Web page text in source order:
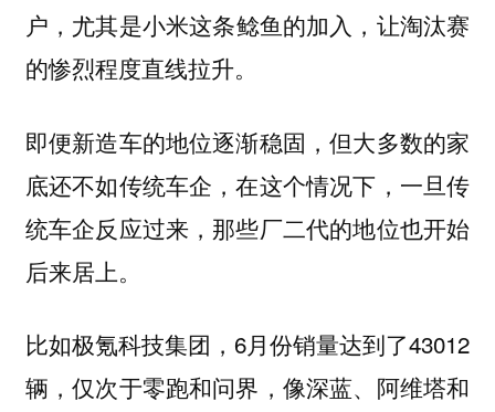
户，尤其是小米这条鲶鱼的加入，让淘汰赛
的惨烈程度直线拉升。
即便新造车的地位逐渐稳固，但大多数的家
底还不如传统车企，在这个情况下，一旦传
统车企反应过来，那些厂二代的地位也开始
后来居上。
比如极氪科技集团，6月份销量达到了43012
辆，仅次于零跑和问界，像深蓝、阿维塔和